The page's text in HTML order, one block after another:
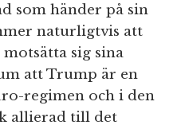
som händer på sin
naturligtvis att
sig sina
att Trump är en
regimen och i den
allierad till det